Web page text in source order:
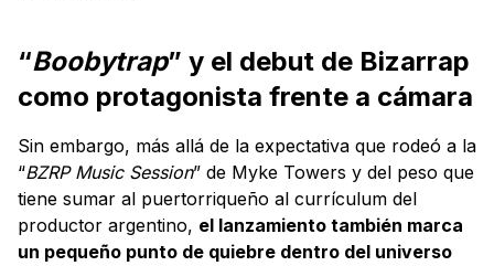
“Boobytrap” y el debut de Bizarrap
como protagonista frente a cámara
Sin embargo, más allá de la expectativa que rodeó a la
“BZRP Music Session” de Myke Towers y del peso que
tiene sumar al puertorriqueño al currículum del
productor argentino, el lanzamiento también marca
un pequeño punto de quiebre dentro del universo